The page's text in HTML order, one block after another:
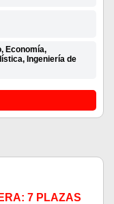
Economía,
Ingeniería de
7 PLAZAS